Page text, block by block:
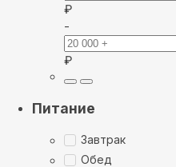
₽
-
₽
Питание
Завтрак
Обед